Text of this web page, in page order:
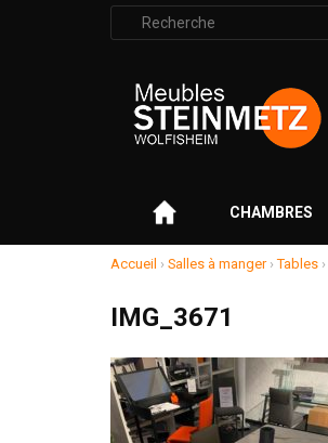
Rechercher
:
CHAMBRES
Accueil › Salles à manger›Tables ›
IMG_3671